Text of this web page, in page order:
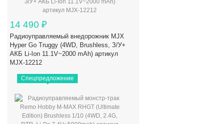
14 490 ₽
Радиоуправляемый внедорожник MJX
Hyper Go Truggy (4WD, Brushless, З/У+
АКБ Li-Ion 11.1V~2000 mAh) артикул
MJX-12212
Спецпредложение